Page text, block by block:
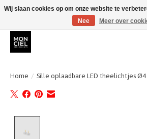
BE + NL : GRATIS VERZENDING van 31/07 t;e.m. 17/8
Home / Sille oplaadbare LED theelichtjes Ø4
Wij slaan cookies op om onze website te
Nee
Meer over